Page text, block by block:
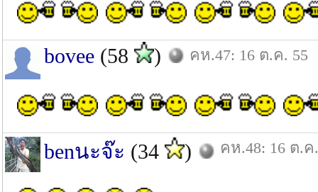
bovee (58 ) คห.47: 16 ต.ค. 55
benนะจ๊ะ (34 ) คห.48: 16 ต.ค